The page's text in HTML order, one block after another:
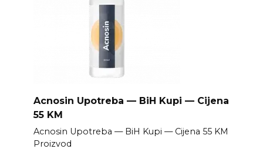
Acnosin Upotreba — BiH Kupi — Cijena
55 KM
Acnosin Upotreba — BiH Kupi — Cijena 55 KM
Proizvod